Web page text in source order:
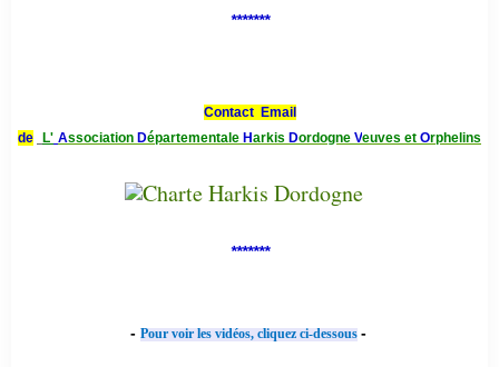
*******
Contact Email
de
L' Association Départementale Harkis Dordogne Veuves et Orphelins
*******
- Pour voir les vidéos, cliquez ci-dessous -